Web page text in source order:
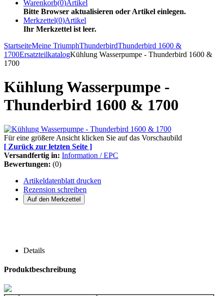
Warenkorb(0)Artikel
Bitte Browser aktualisieren oder Artikel einlegen.
Merkzettel(0)Artikel
Ihr Merkzettel ist leer.
StartseiteMeine TriumphThunderbirdThunderbird 1600 &
1700ErsatzteilkatalogKühlung Wasserpumpe - Thunderbird 1600 &
1700
Kühlung Wasserpumpe -
Thunderbird 1600 & 1700
Für eine größere Ansicht klicken Sie auf das Vorschaubild
[ Zurück zur letzten Seite ]
Versandfertig in: Information / EPC
Bewertungen: (0)
Artikeldatenblatt drucken
Rezension schreiben
Details
Produktbeschreibung